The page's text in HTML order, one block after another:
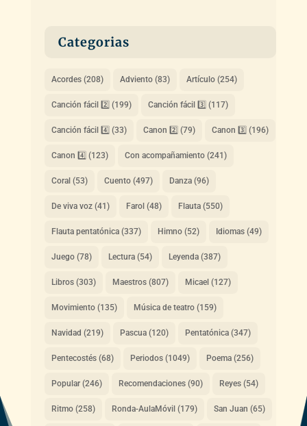
Categorias
Acordes(208) Adviento(83) Artículo(254)
Canción fácil 2️⃣ (199) Canción fácil 3️⃣ (117)
Canción fácil 4️⃣ (33) Canon 2️⃣ (79) Canon 3️⃣ (196)
Canon 4️⃣ (123) Con acompañamiento(241)
Coral (53) Cuento(497) Danza(96)
De viva voz(41) Farol (48) Flauta(550)
Flauta pentatónica(337) Himno(52) Idiomas(49)
Juego(78) Lectura(54) Leyenda(387)
Libros(303) Maestros(807) Micael (127)
Movimiento(135) Música de teatro(159)
Navidad (219) Pascua(120) Pentatónica(347)
Pentecostés(68) Periodos(1049) Poema(256)
Popular(246) Recomendaciones(90) Reyes(54)
Ritmo(258) Ronda-AulaMóvil (179) San Juan (65)